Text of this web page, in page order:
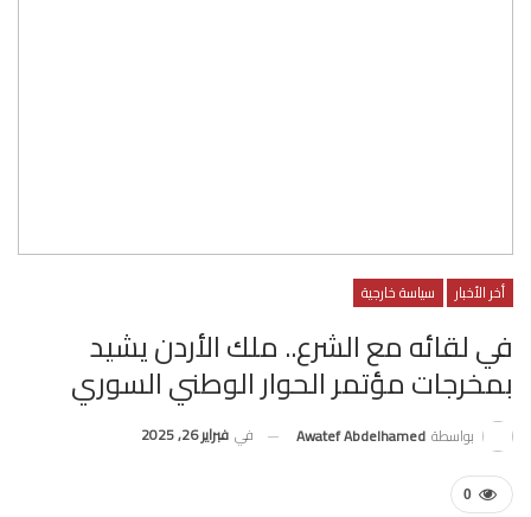
أخر الأخبار سياسة خارجية
في لقائه مع الشرع.. ملك الأردن يشيد
بمخرجات مؤتمر الحوار الوطني السوري
بواسطة Awatef Abdelhamed في فبراير 26, 2025
0